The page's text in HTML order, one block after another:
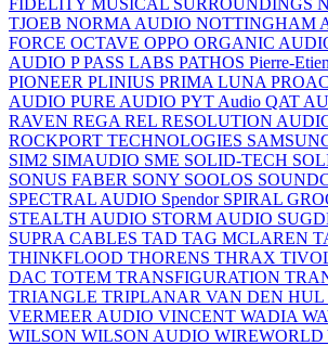
TJOEB NORMA AUDIO NOTTINGHAM
FORCE OCTAVE OPPO ORGANIC
AUDIO PPASS LABS PATHOS Pierre-
PIONEER PLINIUS PRIMA LUNA PROAC
AUDIO PURE AUDIO PYT Audio QAT
RAVEN REGA REL RESOLUTION
ROCKPORT TECHNOLOGIES
SIM2 SIMAUDIO SME SOLID-TECH
SONUS FABER SONY SOOLOS
SPECTRAL AUDIO Spendor SPIRAL
STEALTH AUDIO STORM AUDIO
SUPRA CABLES TAD TAG MCLAREN
THINKFLOOD THORENS THRAX
DAC TOTEM TRANSFIGURATION
TRIANGLE TRIPLANAR VAN DEN HUL
VERMEER AUDIO VINCENT WADIA
WILSON WILSON AUDIO WIREWORLD